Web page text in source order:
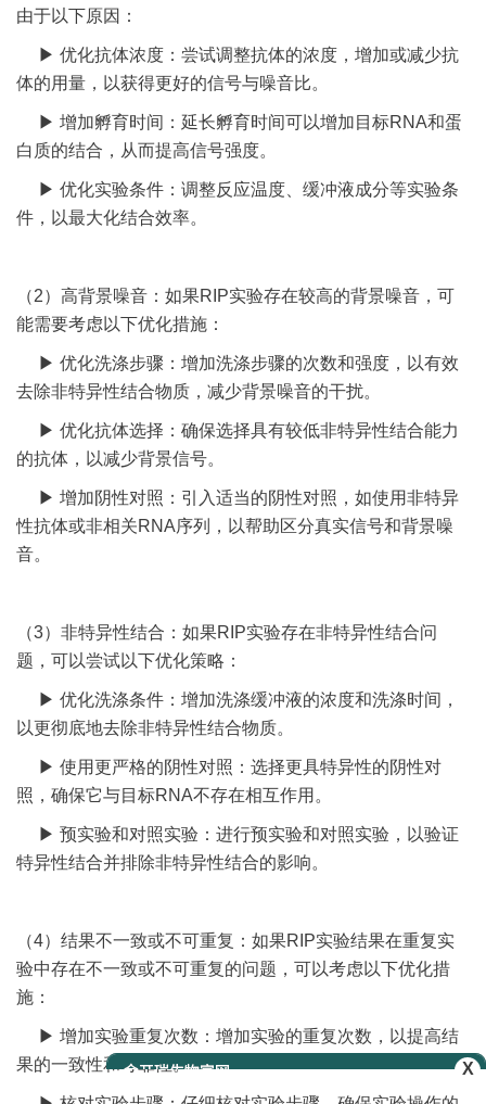
由于以下原因：
▶ 优化抗体浓度：尝试调整抗体的浓度，增加或减少抗
体的用量，以获得更好的信号与噪音比。
▶ 增加孵育时间：延长孵育时间可以增加目标RNA和蛋
白质的结合，从而提高信号强度。
▶ 优化实验条件：调整反应温度、缓冲液成分等实验条
件，以最大化结合效率。
（2）高背景噪音：如果RIP实验存在较高的背景噪音，可
能需要考虑以下优化措施：
▶ 优化洗涤步骤：增加洗涤步骤的次数和强度，以有效
去除非特异性结合物质，减少背景噪音的干扰。
▶ 优化抗体选择：确保选择具有较低非特异性结合能力
的抗体，以减少背景信号。
▶ 增加阴性对照：引入适当的阴性对照，如使用非特异
性抗体或非相关RNA序列，以帮助区分真实信号和背景噪
音。
（3）非特异性结合：如果RIP实验存在非特异性结合问
题，可以尝试以下优化策略：
▶ 优化洗涤条件：增加洗涤缓冲液的浓度和洗涤时间，
以更彻底地去除非特异性结合物质。
▶ 使用更严格的阴性对照：选择更具特异性的阴性对
照，确保它与目标RNA不存在相互作用。
▶ 预实验和对照实验：进行预实验和对照实验，以验证
特异性结合并排除非特异性结合的影响。
（4）结果不一致或不可重复：如果RIP实验结果在重复实
验中存在不一致或不可重复的问题，可以考虑以下优化措
施：
▶ 增加实验重复次数：增加实验的重复次数，以提高结
果的一致性和可靠性。
X